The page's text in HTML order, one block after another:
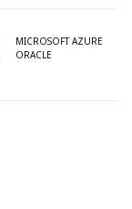
MICROSOFT AZURE
ORACLE